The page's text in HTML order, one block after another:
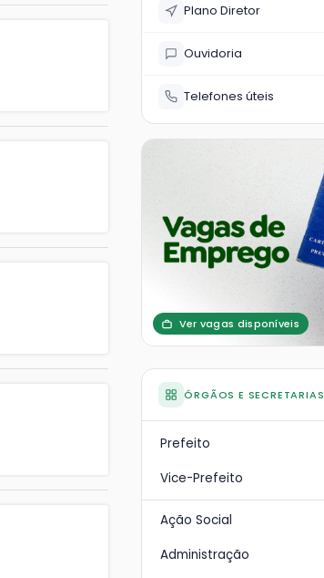
Plano Diretor
Ouvidoria
Telefones úteis
Ver vagas disponíveis
ÓRGÃOS E SECRETARIAS
Prefeito
Vice-Prefeito
Ação Social
Administração